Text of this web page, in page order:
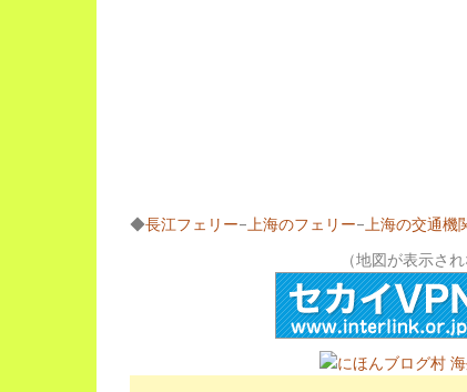
◆長江フェリー– 上海のフェリー– 上海の交通機
（地図が表示さ